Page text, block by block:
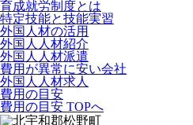
育成就労制度とは
特定技能と技能実習
外国人材の活用
外国人人材紹介
外国人人材派遣
費用が異常に安い会社
外国人人材求人
費用の目安
費用の目安 TOPへ